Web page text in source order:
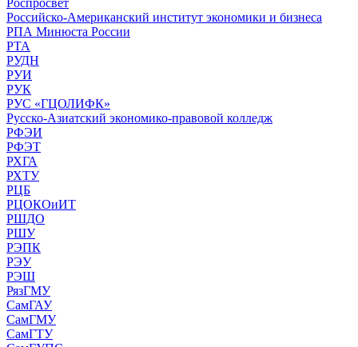
Российско-Американский институт экономики и бизнеса
РПА Минюста России
РТА
РУДН
РУИ
РУК
РУС «ГЦОЛИФК»
Русско-Азиатский экономико-правовой колледж
РФЭИ
РФЭТ
РХГА
РХТУ
РЦБ
РЦОКОиИТ
РШДО
РШУ
РЭПК
РЭУ
РЭШ
РязГМУ
СамГАУ
СамГМУ
СамГТУ